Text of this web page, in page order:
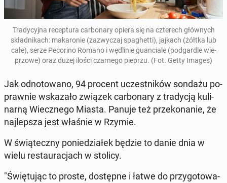
Tra­dy­cyj­na re­cep­tu­ra car­bo­na­ry opiera się na czte­rech głów­nych
skład­ni­kach: ma­ka­ro­nie (za­zwy­czaj spa­ghet­ti), jajkach (żółtka lub
całe), serze Pe­co­ri­no Romano i wę­dli­nie gu­an­cia­le (pod­gar­dle wie­
przo­we) oraz dużej ilości czar­ne­go pieprzu. (Fot. Getty Images)
Jak od­no­to­wa­no, 94 procent uczest­ni­ków sondażu po­
praw­nie wska­za­ło związek car­bo­na­ry z tra­dy­cją ku­li­
nar­ną Wiecz­ne­go Miasta. Panuje też prze­ko­na­nie, że
naj­lep­sza jest właśnie w Rzymie.
W świą­tecz­ny po­nie­dzia­łek będzie to danie dnia w
wielu re­stau­ra­cjach w stolicy.
"Świę­tu­jąc to proste, do­stęp­ne i łatwe do przy­go­to­wa­